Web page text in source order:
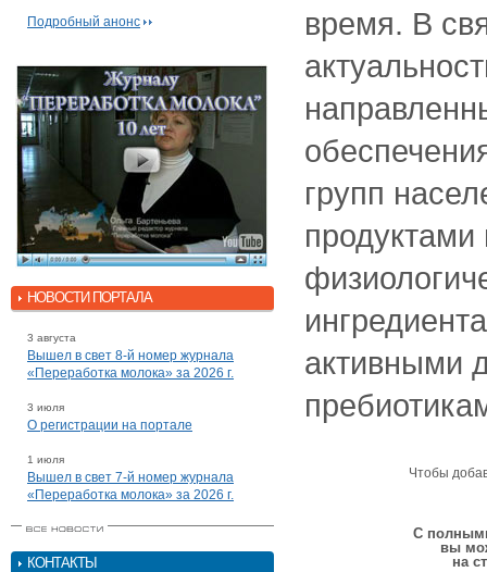
Подробный анонс
НОВОСТИ ПОРТАЛА
3 августа
Вышел в свет 8-й номер журнала
«Переработка молока» за 2026 г.
3 июля
О регистрации на портале
1 июля
Вышел в свет 7-й номер журнала
«Переработка молока» за 2026 г.
КОНТАКТЫ
время. В
групп
активными
Чтобы
С
вы
на